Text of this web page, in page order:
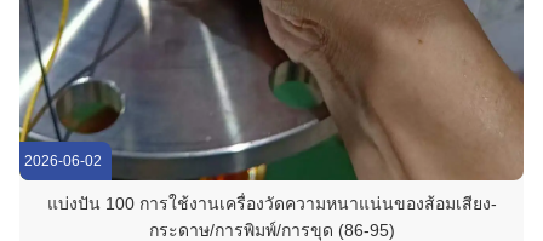
2026-06-02
แบ่งปัน 100 การใช้งานเครื่องวัดความหนาแน่นของส้อมเสียง-
กระดาษ/การพิมพ์/การขุด (86-95)